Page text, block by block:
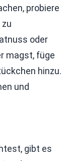
probiere
oder
magst, füge
hinzu.
und
gibt es